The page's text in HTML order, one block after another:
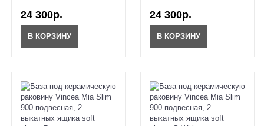
24 300р.
В КОРЗИНУ
24 300р.
В КОРЗИНУ